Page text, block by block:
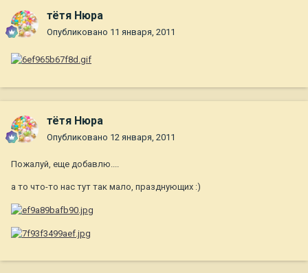
тётя Нюра
Опубликовано 11 января, 2011
тётя Нюра
Опубликовано 12 января, 2011
Пожалуй, еще добавлю....
а то что-то нас тут так мало, празднующих :)